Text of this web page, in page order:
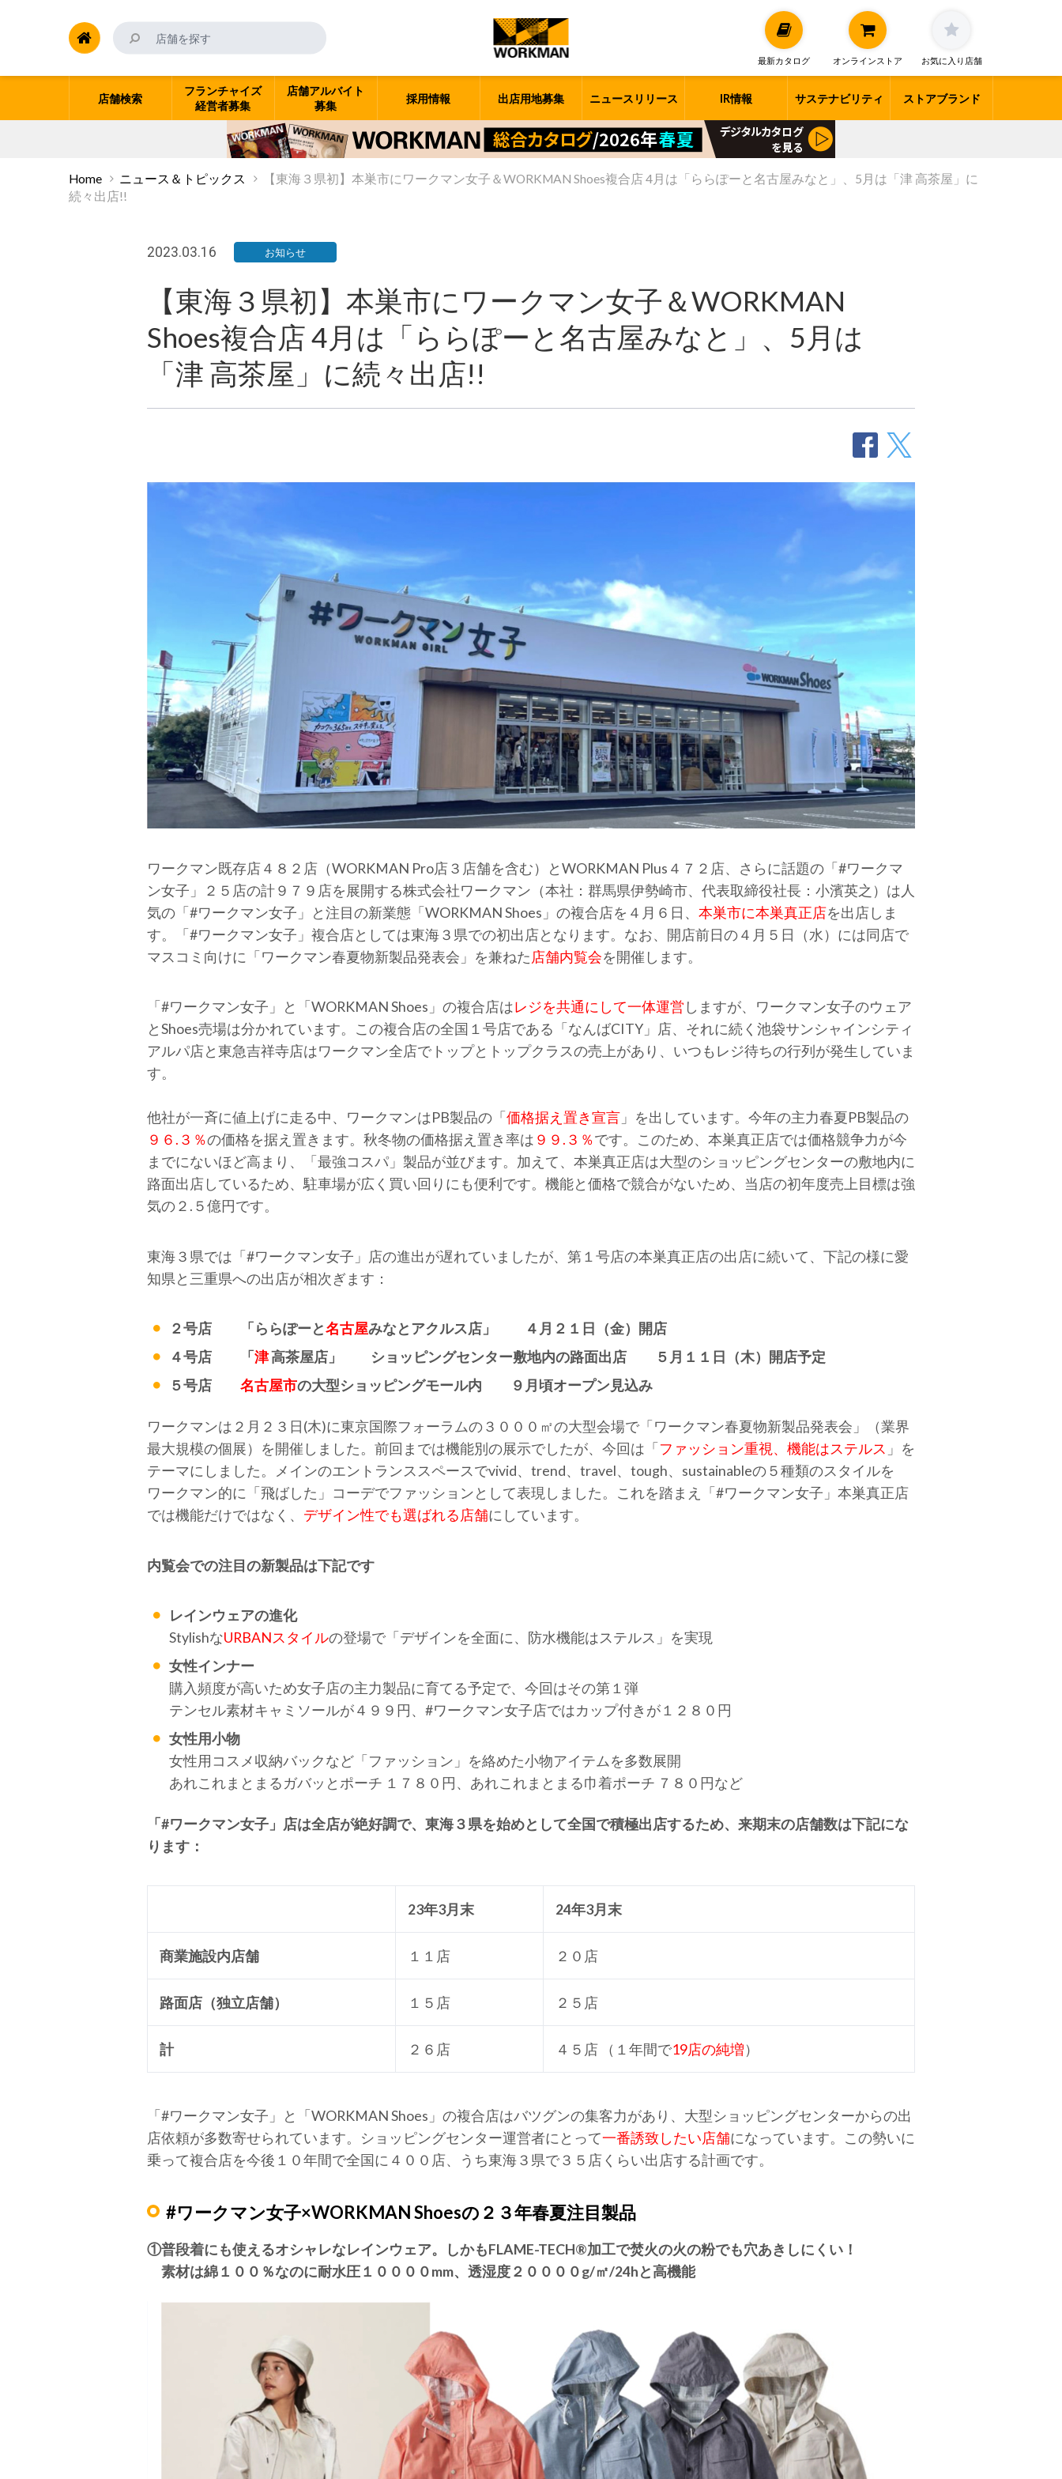
最新カタログ オンラインストア お気に入り店舗
フランチャイズ
経営者募集
店舗検索
店舗アルバイト
募集
採用情報 出店用地募集 ニュースリリース IR情報 サステナビリティ ストアブランド
Home ニュース＆トピックス
【東海３県初】本巣市にワークマン女子＆WORKMAN Shoes複合店 4月は「ららぽーと名古屋みなと」、5月は「津 高茶屋」に
続々出店!!
2023.03.16 お知らせ
【東海３県初】本巣市にワークマン女子＆WORKMAN
Shoes複合店 4月は「ららぽーと名古屋みなと」、5月は
「津 高茶屋」に続々出店!!
ワークマン既存店４８２店（WORKMAN Pro店３店舗を含む）とWORKMAN Plus４７２店、さらに話題の「#ワークマ
ン女子」２５店の計９７９店を展開する株式会社ワークマン（本社：群馬県伊勢崎市、代表取締役社長：小濱英之）は人
気の「#ワークマン女子」と注目の新業態「WORKMAN Shoes」の複合店を４月６日、 本巣市に本巣真正店を出店しま
す。「#ワークマン女子」複合店としては東海３県での初出店となります。なお、開店前日の４月５日（水）には同店で
マスコミ向けに「ワークマン春夏物新製品発表会」を兼ねた店舗内覧会を開催します。
「#ワークマン女子」と「WORKMAN Shoes」の複合店はレジを共通にして一体運営 しますが、ワークマン女子のウェア
とShoes売場は分かれています。この複合店の全国１号店である「なんばCITY」店、それに続く池袋サンシャインシティ
アルパ店と東急吉祥寺店はワークマン全店でトップとトップクラスの売上があり、いつもレジ待ちの行列が発生していま
す。
他社が一斉に値上げに走る中、ワークマンはPB製品の「価格据え置き宣言 」を出しています。今年の主力春夏PB製品の
９６.３％の価格を据え置きます。秋冬物の価格据え置き率は ９９.３％です。このため、本巣真正店では価格競争力が今
までにないほど高まり、「最強コスパ」製品が並びます。加えて、本巣真正店は大型のショッピングセンターの敷地内に
路面出店しているため、駐車場が広く買い回りにも便利です。機能と価格で競合がないため、当店の初年度売上目標は強
気の２.５億円です。
東海３県では「#ワークマン女子」店の進出が遅れていましたが、第１号店の本巣真正店の出店に続いて、下記の様に愛
知県と三重県への出店が相次ぎます：
２号店 「ららぽーと名古屋みなとアクルス店」 ４月２１日（金）開店
４号店 「津高茶屋店」 ショッピングセンター敷地内の路面出店 ５月１１日（木）開店予定
５号店 名古屋市の大型ショッピングモール内 ９月頃オープン見込み
ワークマンは２月２３日(木)に東京国際フォーラムの３０００㎡の大型会場で「ワークマン春夏物新製品発表会」（業界
最大規模の個展）を開催しました。前回までは機能別の展示でしたが、今回は「ファッション重視、機能はステルス 」を
テーマにしました。メインのエントランススペースでvivid、trend、travel、tough、sustainableの５種類のスタイルを
ワークマン的に「飛ばした」コーデでファッションとして表現しました。これを踏まえ「#ワークマン女子」本巣真正店
では機能だけではなく、 デザイン性でも選ばれる店舗にしています。
内覧会での注目の新製品は下記です
レインウェアの進化
StylishなURBANスタイルの登場で「デザインを全面に、防水機能はステルス」を実現
女性インナー
購入頻度が高いため女子店の主力製品に育てる予定で、今回はその第１弾
テンセル素材キャミソールが４９９円、#ワークマン女子店ではカップ付きが１２８０円
女性用小物
女性用コスメ収納バックなど「ファッション」を絡めた小物アイテムを多数展開
あれこれまとまるガバッとポーチ １７８０円、あれこれまとまる巾着ポーチ ７８０円など
「#ワークマン女子」店は全店が絶好調で、東海３県を始めとして全国で積極出店するため、来期末の店舗数は下記にな
ります：
23年3月末 24年3月末
商業施設内店舗 １１店 ２０店
路面店（独立店舗） １５店 ２５店
計 ２６店 ４５店 （１年間で19店の純増）
「#ワークマン女子」と「WORKMAN Shoes」の複合店はバツグンの集客力があり、大型ショッピングセンターからの出
店依頼が多数寄せられています。ショッピングセンター運営者にとって一番誘致したい店舗になっています。この勢いに
乗って複合店を今後１０年間で全国に４００店、うち東海３県で３５店くらい出店する計画です。
#ワークマン女子×WORKMAN Shoesの２３年春夏注目製品
①普段着にも使えるオシャレなレインウェア。しかもFLAME-TECH®加工で焚火の火の粉でも穴あきしにくい！
素材は綿１００％なのに耐水圧１００００mm、透湿度２００００g/㎡/24hと高機能